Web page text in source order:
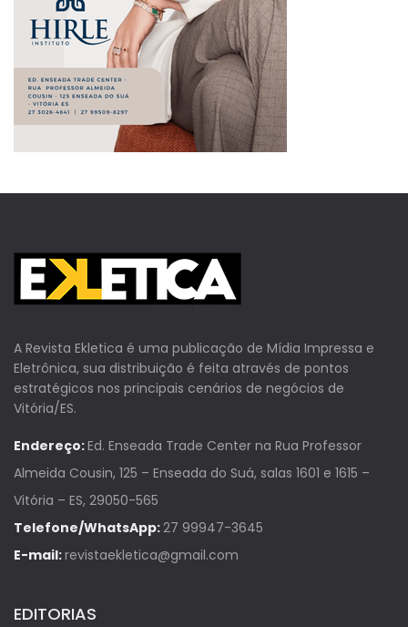
A Revista Ekletica é uma publicação de Mídia Impressa e
Eletrônica, sua distribuição é feita através de pontos
estratégicos nos principais cenários de negócios de
Vitória/ES.
Endereço:Ed. Enseada Trade Center na Rua Professor
Almeida Cousin, 125 – Enseada do Suá, salas 1601 e 1615 –
Vitória – ES, 29050-565
Telefone/WhatsApp:27 99947-3645
E-mail:revistaekletica@gmail.com
EDITORIAS